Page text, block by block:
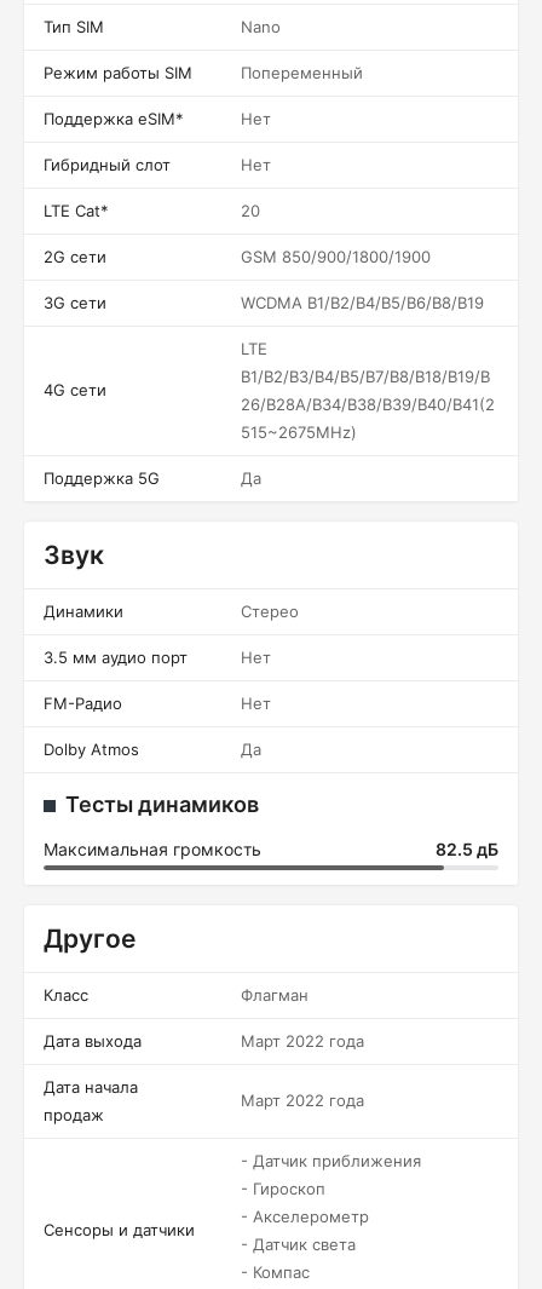
Тип SIM Nano
Режим работы SIM Попеременный
Поддержка eSIM* Нет
Гибридный слот Нет
LTE Cat* 20
2G сети GSM 850/900/1800/1900
3G сети WCDMA B1/B2/B4/B5/B6/B8/B19
4G сети
LTE
B1/B2/B3/B4/B5/B7/B8/B18/B19/B
26/B28A/B34/B38/B39/B40/B41(2
515~2675MHz)
Поддержка 5G Да
Звук
Динамики Стерео
3.5 мм аудио порт Нет
FM-Радио Нет
Dolby Atmos Да
Тесты динамиков
Максимальная громкость 82.5 дБ
Другое
Класс Флагман
Дата выхода Март 2022 года
Дата начала
продаж
Март 2022 года
Сенсоры и датчики
- Датчик приближения
- Гироскоп
- Акселерометр
- Датчик света
- Компас